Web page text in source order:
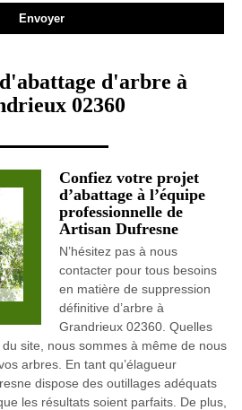
d'arbre à
02360
Confiez votre projet
d’abattage à l’équipe
professionnelle de
Artisan Dufresne
N’hésitez pas à nous
contacter pour tous besoins
en matière de suppression
définitive d’arbre à
Grandrieux 02360. Quelles
site, nous sommes à même de nous
arbres. En tant qu’élagueur
dispose des outillages adéquats
les résultats soient parfaits. De plus,